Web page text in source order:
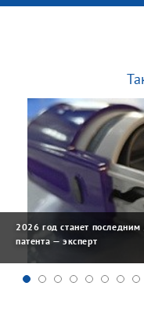
2026 год станет
патента — эксперт